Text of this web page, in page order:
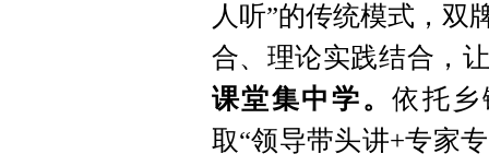
人听”的传统模式，双
合、理论实践结合，
课堂集中学。依托
取“领导带头讲+专家